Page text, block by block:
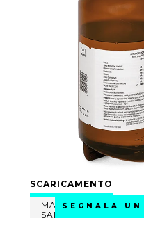
SEGNALA
SCARICAMENTO
MATERIALE
SANITARI